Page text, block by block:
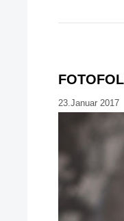
23.Januar 2017